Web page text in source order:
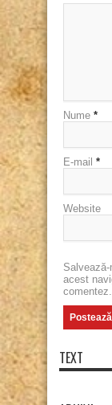
Nume *
E-mail *
Website
acest
comentez.
TEXT